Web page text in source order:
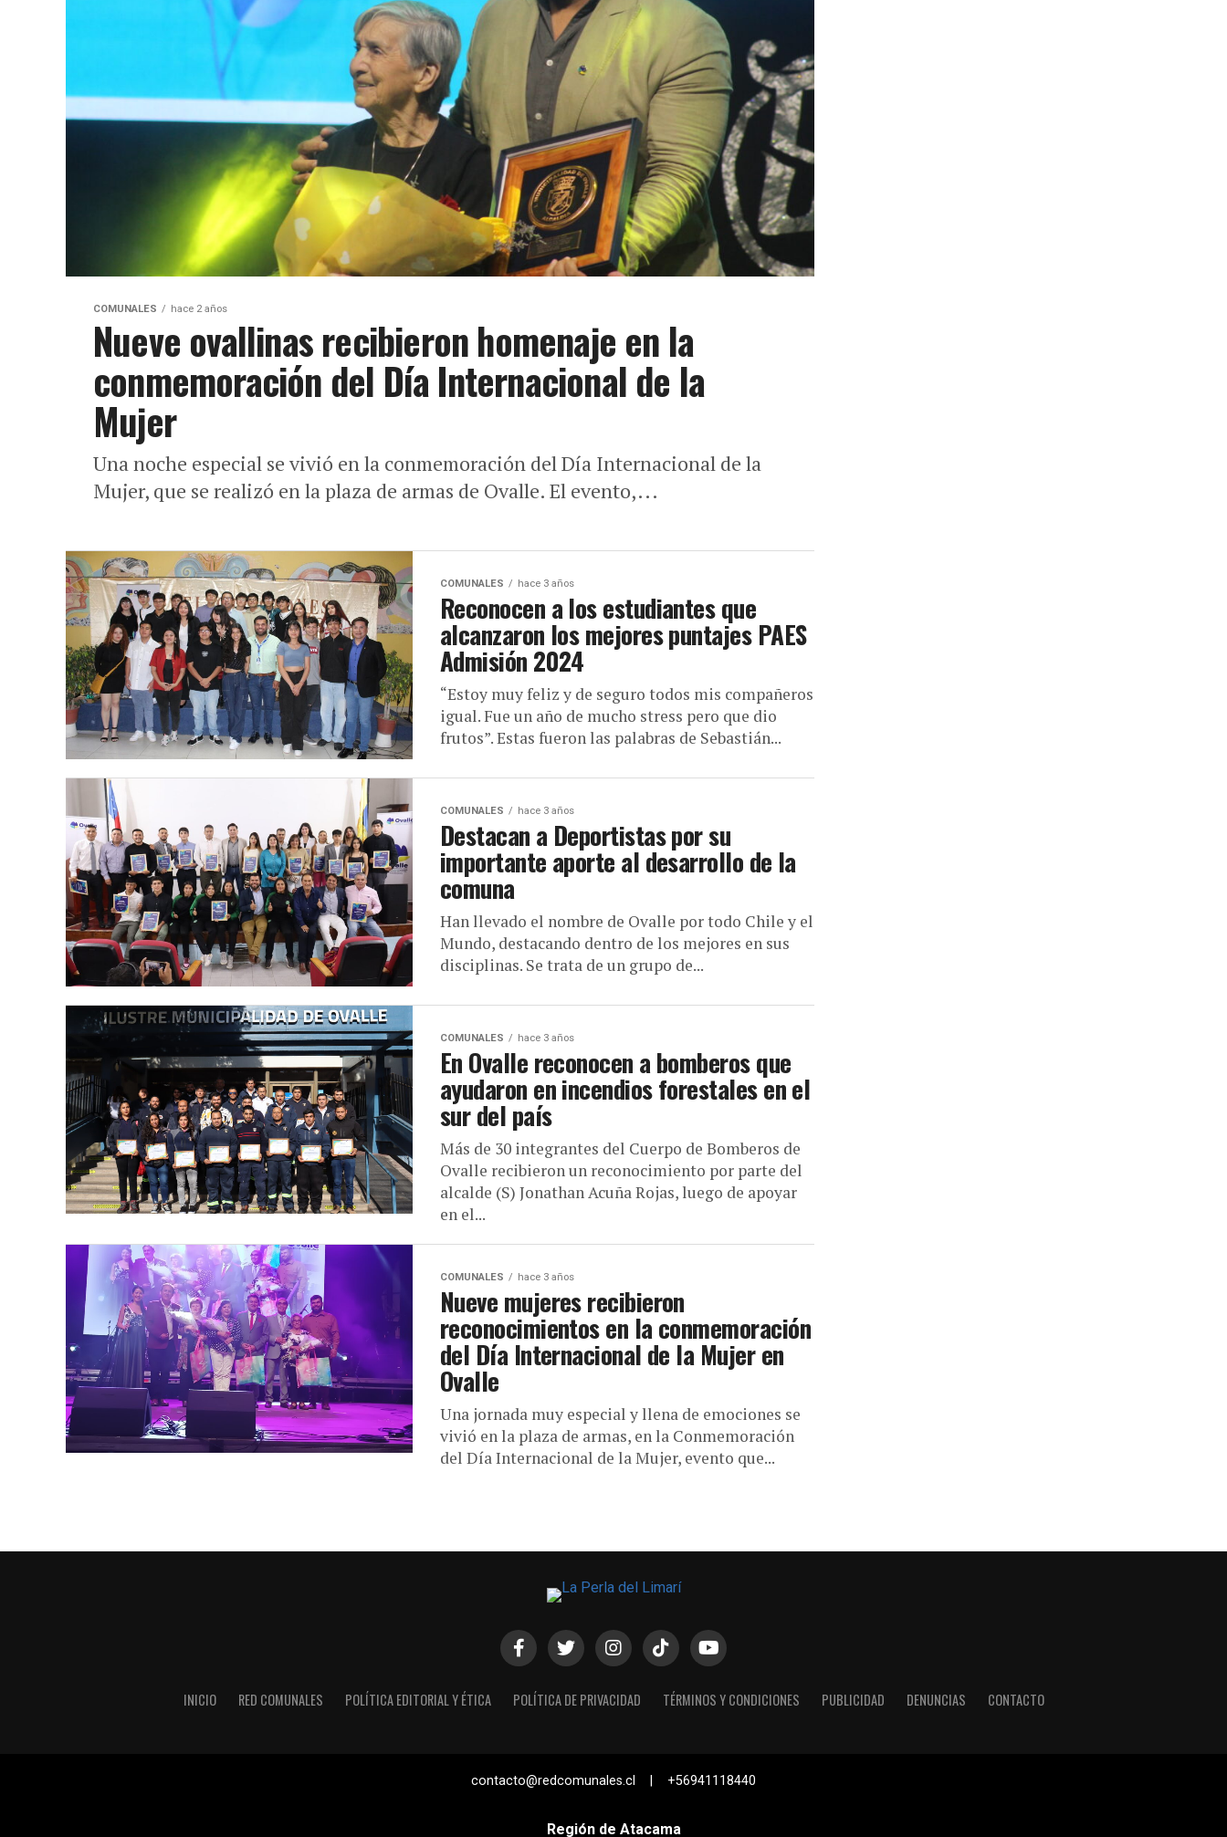
COMUNALES hace 2 años
Nueve ovallinas recibieron homenaje en la
conmemoración del Día Internacional de la
Mujer
Una noche especial se vivió en la conmemoración del Día Internacional de la
Mujer, que se realizó en la plaza de armas de Ovalle. El evento,...
COMUNALES hace 3 años
Reconocen a los estudiantes que
alcanzaron los mejores puntajes PAES
Admisión 2024
“Estoy muy feliz y de seguro todos mis compañeros
igual. Fue un año de mucho stress pero que dio
frutos”. Estas fueron las palabras de Sebastián...
COMUNALES hace 3 años
Destacan a Deportistas por su
importante aporte al desarrollo de la
comuna
Han llevado el nombre de Ovalle por todo Chile y el
Mundo, destacando dentro de los mejores en sus
disciplinas. Se trata de un grupo de...
COMUNALES hace 3 años
En Ovalle reconocen a bomberos que
ayudaron en incendios forestales en el
sur del país
Más de 30 integrantes del Cuerpo de Bomberos de
Ovalle recibieron un reconocimiento por parte del
alcalde (S) Jonathan Acuña Rojas, luego de apoyar
en el...
COMUNALES hace 3 años
Nueve mujeres recibieron
reconocimientos en la conmemoración
del Día Internacional de la Mujer en
Ovalle
Una jornada muy especial y llena de emociones se
vivió en la plaza de armas, en la Conmemoración
del Día Internacional de la Mujer, evento que...
INICIO RED COMUNALES POLÍTICA EDITORIAL Y ÉTICA POLÍTICA DE PRIVACIDAD TÉRMINOS Y CONDICIONES PUBLICIDAD DENUNCIAS CONTACTO
contacto@redcomunales.cl | +56941118440
Región de Atacama